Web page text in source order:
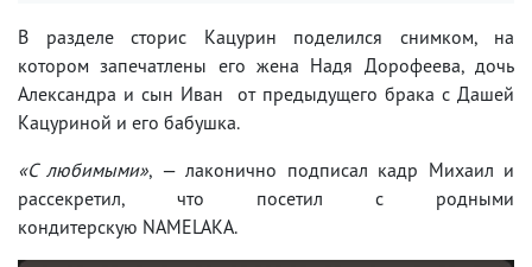
В разделе сторис Кацурин поделился снимком, на
котором запечатлены его жена Надя Дорофеева, дочь
Александра и сын Иван от предыдущего брака с Дашей
Кацуриной и его бабушка.
«С любимыми», — лаконично подписал кадр Михаил и
рассекретил, что посетил с родными
кондитерскую NAMELAKA.